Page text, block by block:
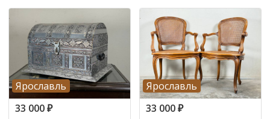
Ярославль
33 000₽
Ярославль
33 000₽